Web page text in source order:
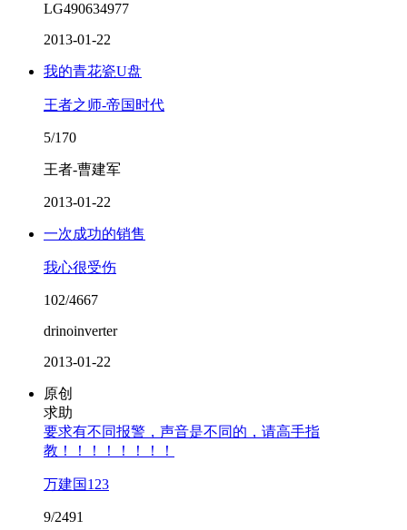
LG490634977
2013-01-22
我的青花瓷U盘
王者之师-帝国时代
5/170
王者-曹建军
2013-01-22
一次成功的销售
我心很受伤
102/4667
drinoinverter
2013-01-22
原创
求助
要求有不同报警，声音是不同的，请高手指
教！！！！！！！！
万建国123
9/2491